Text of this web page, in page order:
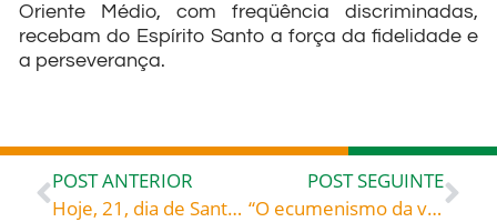
Oriente Médio, com freqüência discriminadas,
recebam do Espírito Santo a força da fidelidade e
a perseverança.
POST ANTERIOR
Hoje, 21, dia de Santa Inês, martirizada aos 13 anos de idade, ícone da inocência cristã – Rogue ela por todos nós!
POST SEGUINTE
“O ecumenismo da vida leva-nos à unidade” – afirma o Cardeal Kurt Koch, Pres. do Pontifício Conselho para a Promoção da Unidade dos Cristãos